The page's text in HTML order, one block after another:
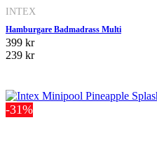
INTEX
Hamburgare Badmadrass Multi
399 kr
239 kr
-31%